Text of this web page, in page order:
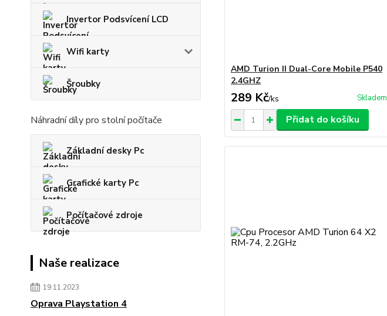
Invertor Podsvícení LCD
Wifi karty
Šroubky
Náhradní díly pro stolní počítače
Základní desky Pc
Grafické karty Pc
Počítačové zdroje
Naše realizace
19.11.2023
Oprava Playstation 4
AMD Turion II Dual-Core Mobile P540
2.4GHZ
289 Kč/ks Skladem
Přidat do košíku